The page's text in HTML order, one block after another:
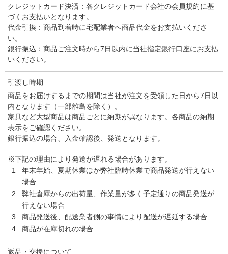
クレジットカード決済：各クレジットカード会社の会員規約に基
づくお支払いとなります。
代金引換：商品到着時に宅配業者へ商品代金をお支払いくださ
い。
銀行振込：商品ご注文時から7日以内に当社指定銀行口座にお支払
いください。
引渡し時期
商品をお届けするまでの期間は当社が注文を受領した日から7日以
内となります（一部離島を除く）。
家具など大型商品は商品ごとに納期が異なります。各商品の納期
表示をご確認ください。
銀行振込の場合、入金確認後、発送となります。
※下記の理由により発送が遅れる場合があります。
1
年末年始、夏期休業ほか弊社臨時休業で商品発送が行えない
場合
2
弊社倉庫からの出荷量、作業量が多く予定通りの商品発送が
行えない場合
3
商品発送後、配送業者側の事情により配送が遅延する場合
4
商品が在庫切れの場合
返品・交換について